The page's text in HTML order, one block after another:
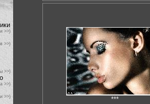
>>)
>>)
>>)
>>)
>>)
***